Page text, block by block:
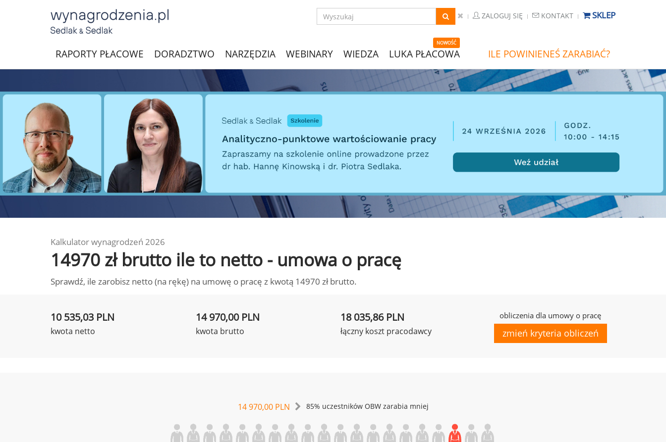
ZALOGUJ SIĘ KONTAKT SKLEP
RAPORTY PŁACOWE DORADZTWO NARZĘDZIA WEBINARY WIEDZA
NOWOŚĆ
LUKA PŁACOWA ILE POWINIENEŚ ZARABIAĆ?
Kalkulator wynagrodzeń 2026
14970 zł brutto ile to netto - umowa o pracę
Sprawdź, ile zarobisz netto (na rękę) na umowę o pracę z kwotą 14970 zł brutto.
10 535,03 PLN
kwota netto
14 970,00 PLN
kwota brutto
18 035,86 PLN
łączny koszt pracodawcy
obliczenia dla umowy o pracę
zmień kryteria obliczeń
14 970,00 PLN 85% uczestników OBW zarabia mniej